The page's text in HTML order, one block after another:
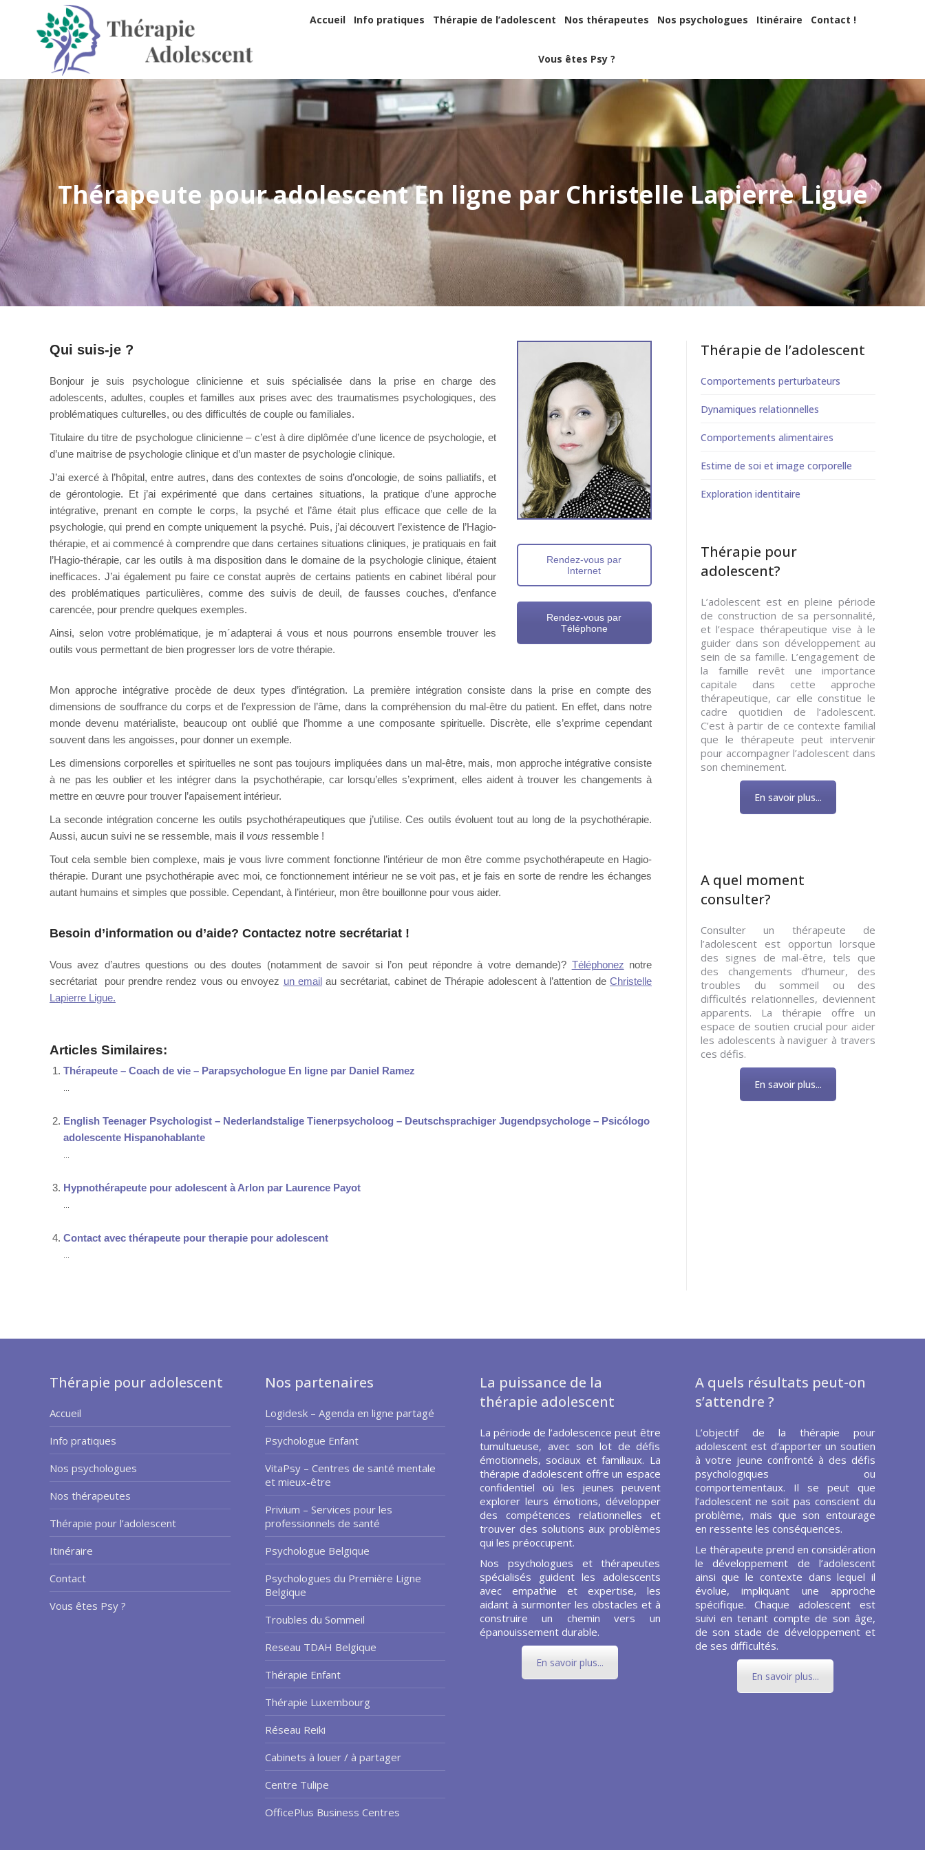
Accueil Info pratiques Thérapie de l’adolescent Nos thérapeutes Nos psychologues Itinéraire Contact !
Vous êtes Psy ?
Thérapeute pour adolescent En ligne par Christelle Lapierre Ligue
Qui suis-je ?
Bonjour je suis psychologue clinicienne et suis spécialisée dans la prise en charge des
adolescents, adultes, couples et familles aux prises avec des traumatismes psychologiques, des
problématiques culturelles, ou des difficultés de couple ou familiales.
Titulaire du titre de psychologue clinicienne – c’est à dire diplômée d’une licence de psychologie, et
d’une maitrise de psychologie clinique et d’un master de psychologie clinique.
J’ai exercé à l’hôpital, entre autres, dans des contextes de soins d’oncologie, de soins palliatifs, et
de gérontologie. Et j’ai expérimenté que dans certaines situations, la pratique d’une approche
intégrative, prenant en compte le corps, la psyché et l’âme était plus efficace que celle de la
psychologie, qui prend en compte uniquement la psyché. Puis, j’ai découvert l’existence de l’Hagio-
thérapie, et ai commencé à comprendre que dans certaines situations cliniques, je pratiquais en fait
l’Hagio-thérapie, car les outils à ma disposition dans le domaine de la psychologie clinique, étaient
inefficaces. J’ai également pu faire ce constat auprès de certains patients en cabinet libéral pour
des problématiques particulières, comme des suivis de deuil, de fausses couches, d’enfance
carencée, pour prendre quelques exemples.
Ainsi, selon votre problématique, je m´adapterai á vous et nous pourrons ensemble trouver les
outils vous permettant de bien progresser lors de votre thérapie.
Rendez-vous par
Internet
Rendez-vous par
Téléphone
Mon approche intégrative procède de deux types d’intégration. La première intégration consiste dans la prise en compte des
dimensions de souffrance du corps et de l’expression de l’âme, dans la compréhension du mal-être du patient. En effet, dans notre
monde devenu matérialiste, beaucoup ont oublié que l’homme a une composante spirituelle. Discrète, elle s’exprime cependant
souvent dans les angoisses, pour donner un exemple.
Les dimensions corporelles et spirituelles ne sont pas toujours impliquées dans un mal-être, mais, mon approche intégrative consiste
à ne pas les oublier et les intégrer dans la psychothérapie, car lorsqu’elles s’expriment, elles aident à trouver les changements à
mettre en œuvre pour trouver l’apaisement intérieur.
La seconde intégration concerne les outils psychothérapeutiques que j’utilise. Ces outils évoluent tout au long de la psychothérapie.
Aussi, aucun suivi ne se ressemble, mais il vous ressemble !
Tout cela semble bien complexe, mais je vous livre comment fonctionne l’intérieur de mon être comme psychothérapeute en Hagio-
thérapie. Durant une psychothérapie avec moi, ce fonctionnement intérieur ne se voit pas, et je fais en sorte de rendre les échanges
autant humains et simples que possible. Cependant, à l’intérieur, mon être bouillonne pour vous aider.
Besoin d’information ou d’aide? Contactez notre secrétariat !
Vous avez d’autres questions ou des doutes (notamment de savoir si l’on peut répondre à votre demande)? Téléphonez notre
secrétariat pour prendre rendez vous ou envoyez un emailau secrétariat, cabinet de Thérapie adolescent à l’attention deChristelle
Lapierre Ligue.
Articles Similaires:
Thérapeute – Coach de vie – Parapsychologue En ligne par Daniel Ramez
English Teenager Psychologist – Nederlandstalige Tienerpsycholoog – Deutschsprachiger Jugendpsychologe – Psicólogo
adolescente Hispanohablante
Hypnothérapeute pour adolescent à Arlon par Laurence Payot
Contact avec thérapeute pour therapie pour adolescent
Thérapie de l’adolescent
Comportements perturbateurs
Dynamiques relationnelles
Comportements alimentaires
Estime de soi et image corporelle
Exploration identitaire
Thérapie pour
adolescent?
L’adolescent est en pleine période
de construction de sa personnalité,
et l’espace thérapeutique vise à le
guider dans son développement au
sein de sa famille. L’engagement de
la famille revêt une importance
capitale dans cette approche
thérapeutique, car elle constitue le
cadre quotidien de l’adolescent.
C’est à partir de ce contexte familial
que le thérapeute peut intervenir
pour accompagner l’adolescent dans
son cheminement.
En savoir plus...
A quel moment
consulter?
Consulter un thérapeute de
l’adolescent est opportun lorsque
des signes de mal-être, tels que
des changements d’humeur, des
troubles du sommeil ou des
difficultés relationnelles, deviennent
apparents. La thérapie offre un
espace de soutien crucial pour aider
les adolescents à naviguer à travers
ces défis.
En savoir plus...
Thérapie pour adolescent
Accueil
Info pratiques
Nos psychologues
Nos thérapeutes
Thérapie pour l’adolescent
Itinéraire
Contact
Vous êtes Psy ?
Nos partenaires
Logidesk – Agenda en ligne partagé
Psychologue Enfant
VitaPsy – Centres de santé mentale
et mieux-être
Privium – Services pour les
professionnels de santé
Psychologue Belgique
Psychologues du Première Ligne
Belgique
Troubles du Sommeil
Reseau TDAH Belgique
Thérapie Enfant
Thérapie Luxembourg
Réseau Reiki
Cabinets à louer / à partager
Centre Tulipe
OfficePlus Business Centres
La puissance de la
thérapie adolescent
La période de l’adolescence peut être
tumultueuse, avec son lot de défis
émotionnels, sociaux et familiaux. La
thérapie d’adolescent offre un espace
confidentiel où les jeunes peuvent
explorer leurs émotions, développer
des compétences relationnelles et
trouver des solutions aux problèmes
qui les préoccupent.
Nos psychologues et thérapeutes
spécialisés guident les adolescents
avec empathie et expertise, les
aidant à surmonter les obstacles et à
construire un chemin vers un
épanouissement durable.
En savoir plus...
A quels résultats peut-on
s’attendre ?
L’objectif de la thérapie pour
adolescent est d’apporter un soutien
à votre jeune confronté à des défis
psychologiques ou
comportementaux. Il se peut que
l’adolescent ne soit pas conscient du
problème, mais que son entourage
en ressente les conséquences.
Le thérapeute prend en considération
le développement de l’adolescent
ainsi que le contexte dans lequel il
évolue, impliquant une approche
spécifique. Chaque adolescent est
suivi en tenant compte de son âge,
de son stade de développement et
de ses difficultés.
En savoir plus...
Accueil Info pratiques Thérapie de l’adolescent Nos thérapeutes Nos psychologues Itinéraire Contact !
Vous êtes Psy ?